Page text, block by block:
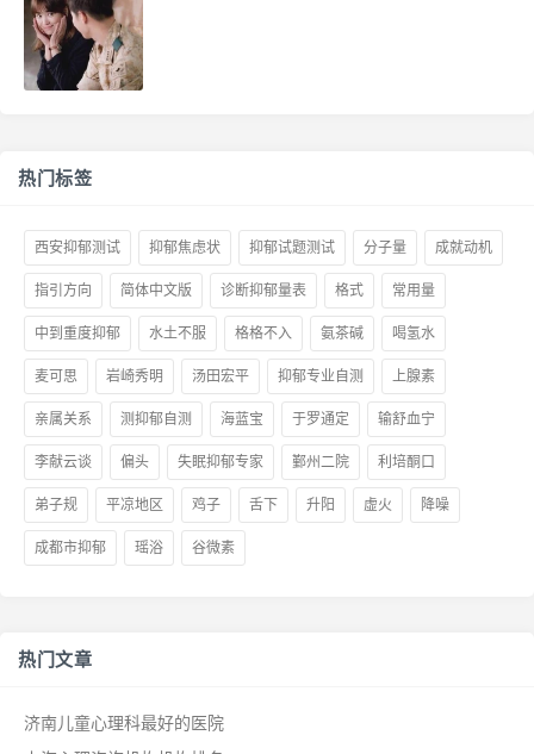
热门标签
西安抑郁测试 抑郁焦虑状 抑郁试题测试 分子量 成就动机
指引方向 简体中文版 诊断抑郁量表 格式 常用量
中到重度抑郁 水土不服 格格不入 氨茶碱 喝氢水
麦可思 岩崎秀明 汤田宏平 抑郁专业自测 上腺素
亲属关系 测抑郁自测 海蓝宝 于罗通定 输舒血宁
李献云谈 偏头 失眠抑郁专家 鄞州二院 利培酮口
弟子规 平凉地区 鸡子 舌下 升阳 虚火 降噪
成都市抑郁 瑶浴 谷微素
热门文章
济南儿童心理科最好的医院